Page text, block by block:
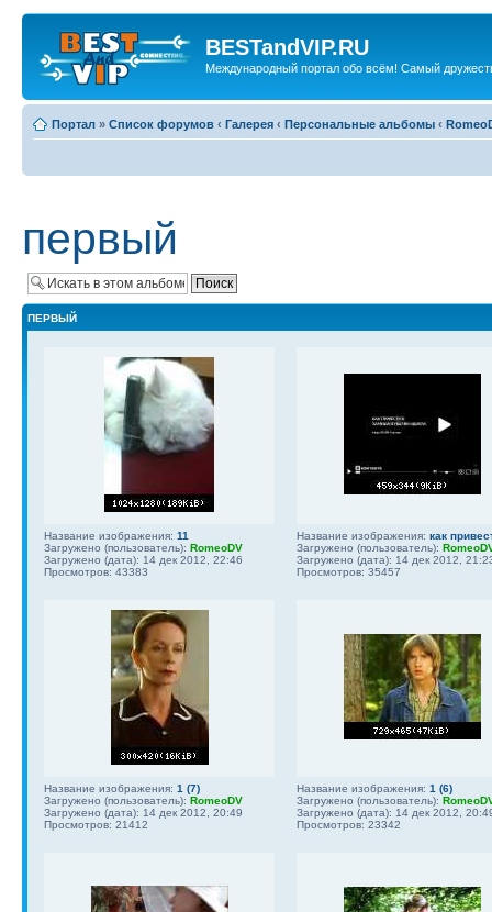
BESTandVIP.RU
Международный портал обо всём! Самый
Портал » Список форумов ‹ Галерея ‹ Персональные альбомы ‹
первый
ПЕРВЫЙ
Название изображения: 11
Загружено (пользователь): RomeoDV
Загружено (дата): 14 дек 2012, 22:46
Просмотров: 43383
Название изображения: как
Загружено (пользователь):
Загружено (дата): 14 дек 2012,
Просмотров: 35457
Название изображения: 1 (7)
Загружено (пользователь): RomeoDV
Загружено (дата): 14 дек 2012, 20:49
Просмотров: 21412
Название изображения: 1 (6)
Загружено (пользователь):
Загружено (дата): 14 дек 2012,
Просмотров: 23342